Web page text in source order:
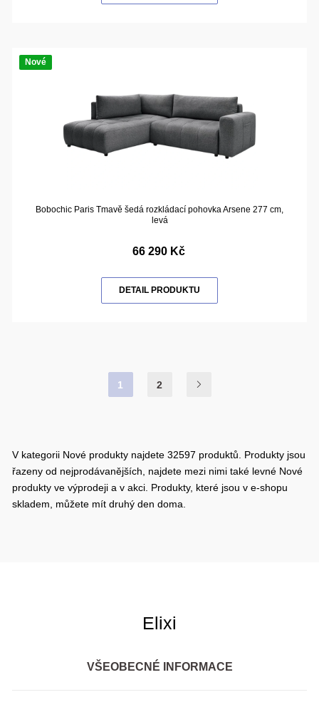
Nové
Bobochic Paris Tmavě šedá rozkládací pohovka Arsene 277 cm,
levá
66 290 Kč
DETAIL PRODUKTU
1 2
V kategorii Nové produkty najdete 32597 produktů. Produkty jsou
řazeny od nejprodávanějších, najdete mezi nimi také levné Nové
produkty ve výprodeji a v akci. Produkty, které jsou v e-shopu
skladem, můžete mít druhý den doma.
Elixi
VŠEOBECNÉ INFORMACE